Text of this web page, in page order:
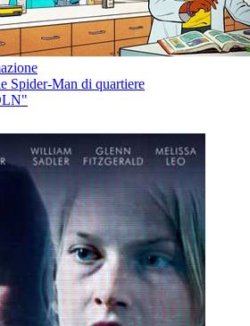
Spider-Man di quartiere
"